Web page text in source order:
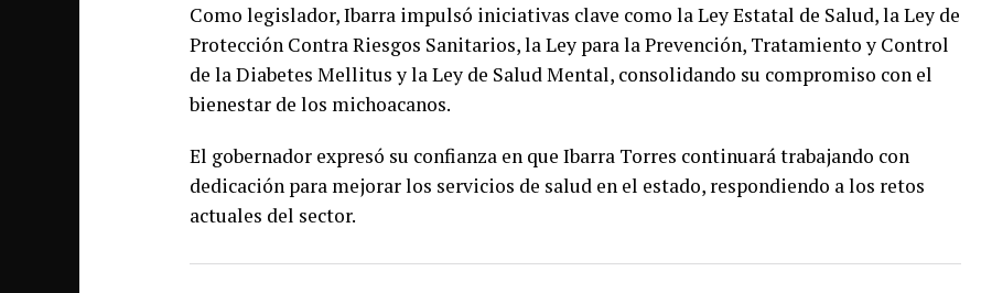
Como legislador, Ibarra impulsó iniciativas clave como la Ley Estatal de Salud, la Ley de
Protección Contra Riesgos Sanitarios, la Ley para la Prevención, Tratamiento y Control
de la Diabetes Mellitus y la Ley de Salud Mental, consolidando su compromiso con el
bienestar de los michoacanos.
El gobernador expresó su confianza en que Ibarra Torres continuará trabajando con
dedicación para mejorar los servicios de salud en el estado, respondiendo a los retos
actuales del sector.